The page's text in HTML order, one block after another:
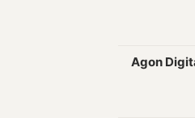
Agon